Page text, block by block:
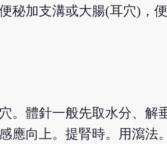
秘加支溝或大腸(耳穴)，
。體針一般先取水分、解
應向上。提腎時。用瀉法